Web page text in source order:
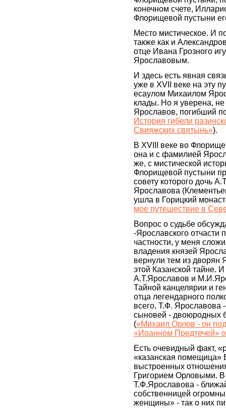
конечном счете,
Флорищевой пустыни
Место мистическое. И
также как и
отце Ивана Грозного
Ярославовым.
И здесь есть явная
уже в XVII веке на эту
есаулом Михаилом
клады. Но я уверена,
Ярославов, погибший
История гибели
Свияжских святынь»).
В XVIII веке во
она и с фамилией
же, с мистической
Флорищевой пустыни
совету которого дочь
Ярославова
ушла в Горицкий
мое путешествие в
Вопрос о судьбе
-Ярославского отчасти
частности, у меня
владения князей
вернули тем из дворян
этой Казанской тайне.
А.Т.Ярославов и
Тайной канцелярии и
отца легендарного
всего, Т.Ф. Ярославова
сыновей - двоюродных
(«Михаил Орлов - он
«Иоанном Предтечей»
Есть очевидный факт,
«казанская помещица»
выстроенных
Григорием Орловыми. В
Т.Ф.Ярославова -
собственницей
женщины» - так о них